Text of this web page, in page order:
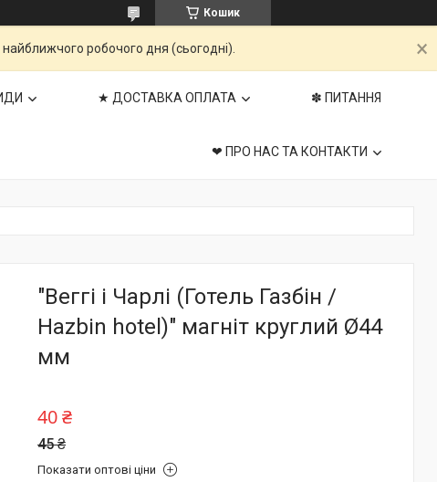
Кошик
робочого дня (сьогодні).
★ ДОСТАВКА ОПЛАТА ✽ ПИТАННЯ
❤ ПРО НАС ТА КОНТАКТИ
"Веггі і Чарлі (Готель Газбін /
Hazbin hotel)" магніт круглий Ø44
мм
45 ₴
40 ₴
Показати оптові ціни